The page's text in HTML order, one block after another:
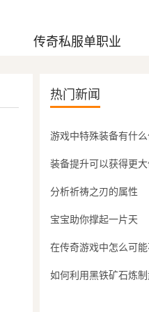
传奇私服单职业
热门新闻
游戏中特殊装备有什
装备提升可以获得更
分析祈祷之刃的属性
宝宝助你撑起一片天
在传奇游戏中怎么可能
如何利用黑铁矿石炼制